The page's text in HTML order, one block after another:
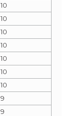
10
10
10
10
10
10
10
9
9